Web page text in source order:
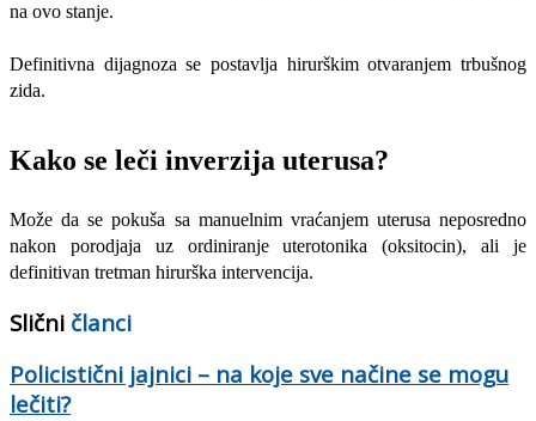
na ovo stanje.
Definitivna dijagnoza se postavlja hirurškim otvaranjem trbušnog
zida.
Kako se leči inverzija uterusa?
Može da se pokuša sa manuelnim vraćanjem uterusa neposredno
nakon porodjaja uz ordiniranje uterotonika (oksitocin), ali je
definitivan tretman hirurška intervencija.
Slični članci
Policistični jajnici – na koje sve načine se mogu
lečiti?